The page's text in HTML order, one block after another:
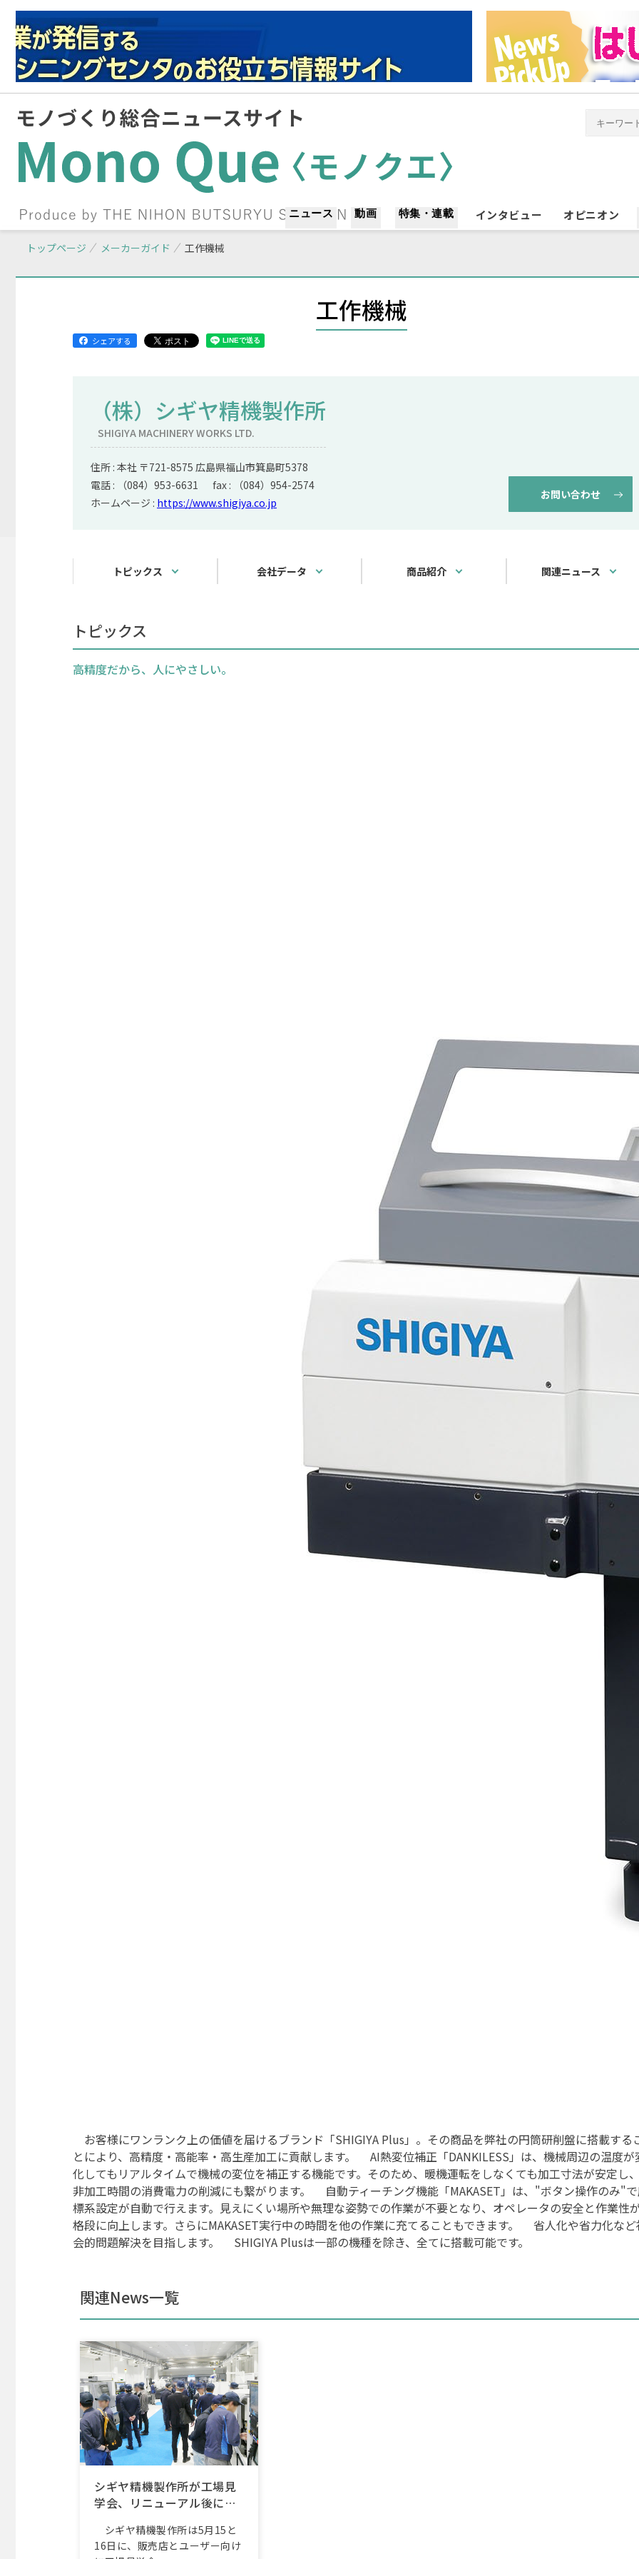
ニュース 動画 特集・連載 インタビュー オピニオン
トップページ メーカーガイド 工作機械
工作機械
シェアする
（株）シギヤ精機製作所
SHIGIYA MACHINERY WORKS LTD.
住所 : 本社 〒721-8575 広島県福山市箕島町5378
電話 : （084）953-6631 fax : （084）954-2574
ホームページ : https://www.shigiya.co.jp
お問い合わせ
トピックス 会社データ 商品紹介 関連ニュース
トピックス
高精度だから、人にやさしい。
お客様にワンランク上の価値を届けるブランド「SHIGIYA Plus」。その商品を弊社の円筒研削盤に搭載する
とにより、高精度・高能率・高生産加工に貢献します。 AI熱変位補正「DANKILESS」は、機械周辺の温度が
化してもリアルタイムで機械の変位を補正する機能です。そのため、暖機運転をしなくても加工寸法が安定し
非加工時間の消費電力の削減にも繋がります。 自動ティーチング機能「MAKASET」は、"ボタン操作のみ"
標系設定が自動で行えます。見えにくい場所や無理な姿勢での作業が不要となり、オペレータの安全と作業性
格段に向上します。さらにMAKASET実行中の時間を他の作業に充てることもできます。 省人化や省力化な
会的問題解決を目指します。 SHIGIYA Plusは一部の機種を除き、全てに搭載可能です。
関連News一覧
シギヤ精機製作所が工場見
学会、リニューアル後に初
シギヤ精機製作所は5月15と
16日に、販売店とユーザー向け